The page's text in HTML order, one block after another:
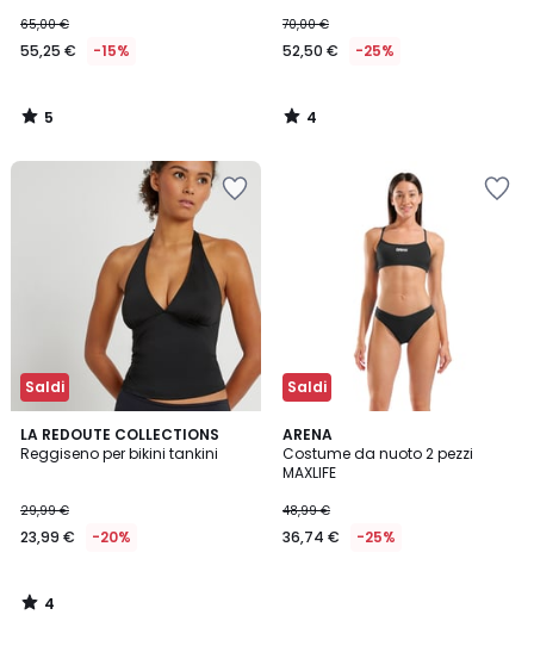
65,00 €
55,25 € -15%
5
/
70,00 €
52,50 € -25%
4
/
Saldi
LA REDOUTE COLLECTIONS
Reggiseno per bikini tankini
29,99 €
23,99 € -20%
4
/
4
/
Saldi
ARENA
Costume da nuoto 2 pezzi
MAXLIFE
48,99 €
36,74 € -25%